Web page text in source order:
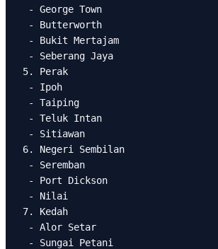
- George Town
- Butterworth
- Bukit Mertajam
- Seberang Jaya
5. Perak
- Ipoh
- Taiping
- Teluk Intan
- Sitiawan
6. Negeri Sembilan
- Seremban
- Port Dickson
- Nilai
7. Kedah
- Alor Setar
- Sungai Petani